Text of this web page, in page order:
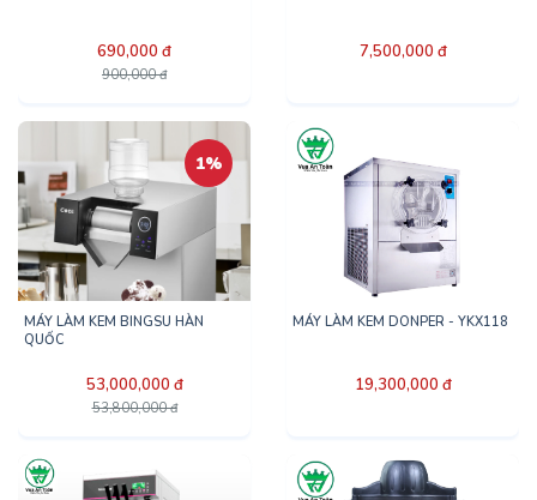
690,000 đ
900,000 đ
7,500,000 đ
1%
MÁY LÀM KEM BINGSU HÀN
QUỐC
53,000,000 đ
53,800,000 đ
MÁY LÀM KEM DONPER - YKX118
19,300,000 đ